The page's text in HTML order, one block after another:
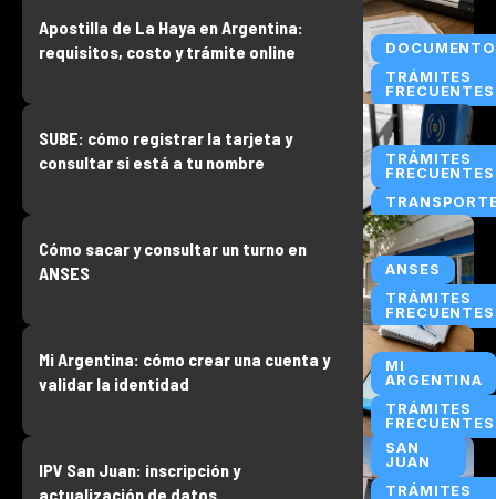
TRÁMITES
FRECUENTES
Apostilla de La Haya en Argentina:
requisitos, costo y trámite online
TRÁMITES
FRECUENTES
SUBE: cómo registrar la tarjeta y
consultar si está a tu nombre
ANSES
TRÁMITES
FRECUENTES
Cómo sacar y consultar un turno en
ANSES
MI
ARGENTINA
TRÁMITES
FRECUENTES
Mi Argentina: cómo crear una cuenta y
validar la identidad
SAN
JUAN
TRÁMITES
IPV San Juan: inscripción y
actualización de datos